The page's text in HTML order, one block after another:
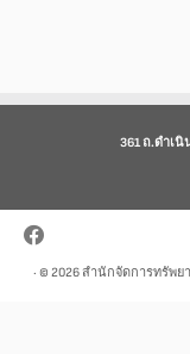
361 ถ.ดำเนิ
· © 2026สำนักจัดการทรัพย